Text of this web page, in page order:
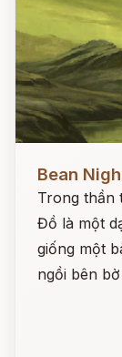
Bean
Trong thần
Đồ là một
giống một
ngồi bên